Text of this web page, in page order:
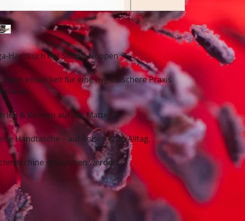
Handtuch mit Silikon-Noppen
entwickelt für eine hygienischere Praxis
& Keimen auf der Matte
Handtasche – auf Reisen & im Alltag.
gewaschen werden